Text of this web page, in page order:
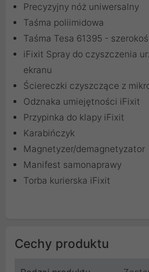
Precyzyjny nóż uniwersalny
Taśma poliimidowa
Taśma Tesa 61395 -
iFixit Spray do czyszczenia
ekranu
Ściereczki czyszczące z
Odznaka umiejętności iFixit
Przypinka do klapy iFixit
Karabińczyk
Magnetyzer/demagnetyzator
Manifest samonaprawy
Torba kurierska iFixit
Cechy produktu